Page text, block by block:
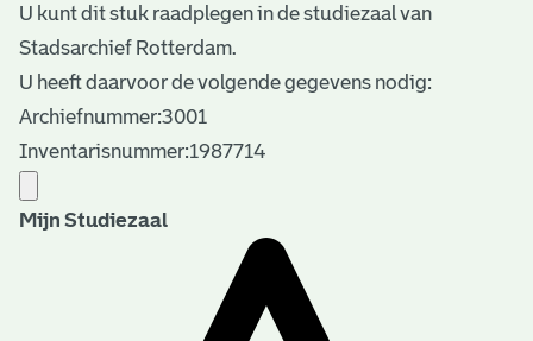
U kunt dit stuk raadplegen in de studiezaal van
Stadsarchief Rotterdam.
U heeft daarvoor de volgende gegevens nodig:
Archiefnummer:3001
Inventarisnummer:1987714
Mijn Studiezaal